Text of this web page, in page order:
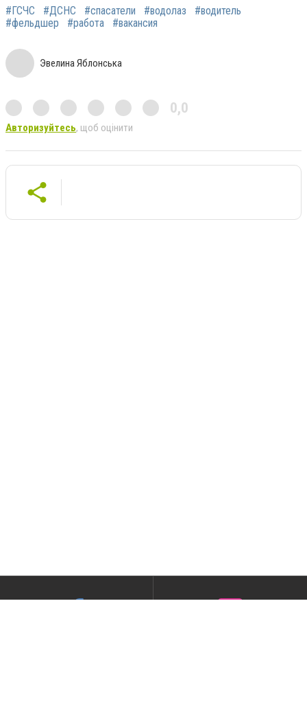
#ГСЧС #ДСНС #спасатели #водолаз
#водитель
#фельдшер
#работа #вакансия
Эвелина Яблонська
0,0
Авторизуйтесь, щоб оцінити